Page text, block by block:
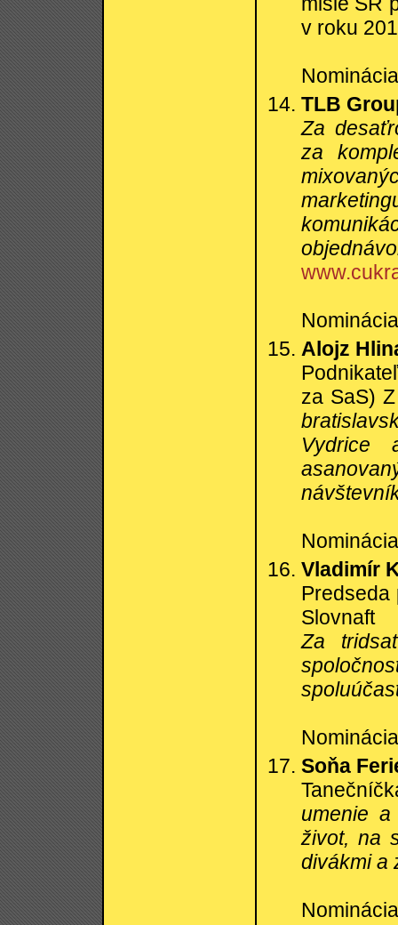
v roku
TLB
Za
za
Alojz
za SaS)
Vydrice
Vladimír
Predseda
Slovnaft
Za
Soňa
umenie
život, na
divákmi a